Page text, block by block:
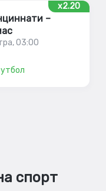
x2.20
–
03:00
спорт